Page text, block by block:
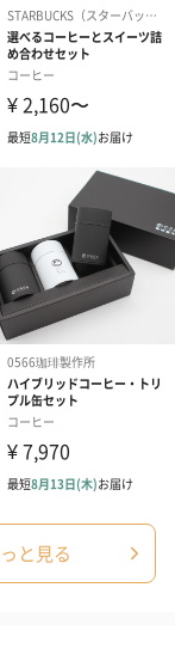
ブドフラワーを同
ご了承くださ
ー
アミュレット
ク）（1,500円
めです。
と見る